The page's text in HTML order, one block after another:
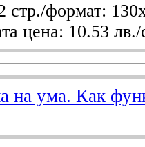
стр./формат:
цена: 10.53 лв./
на ума. Как